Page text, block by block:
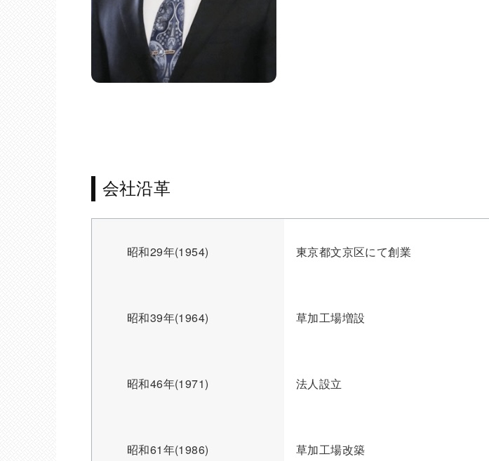
会社沿革
昭和29年(1954) 東京都文京区にて創業
昭和39年(1964) 草加工場増設
昭和46年(1971) 法人設立
昭和61年(1986) 草加工場改築